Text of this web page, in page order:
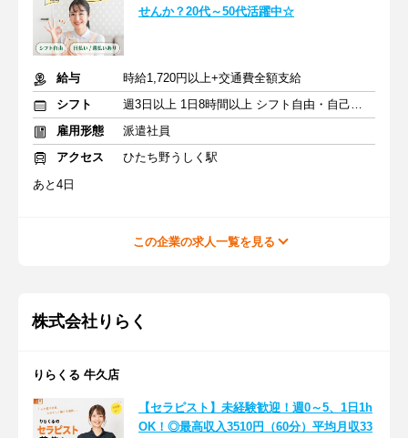
せんか？20代～50代活躍中☆
給与
時給1,720円以上+交通費全額支給
シフト
週3日以上 1日8時間以上 シフト自由・自己申告
雇用形態
派遣社員
アクセス
ひたち野うしく駅
あと4日
この企業の求人一覧を見る
株式会社りらく
りらくる 牛久店
【セラピスト】未経験歓迎！週0～5、1日1h
OK！◎最高収入3510円（60分）平均月収33